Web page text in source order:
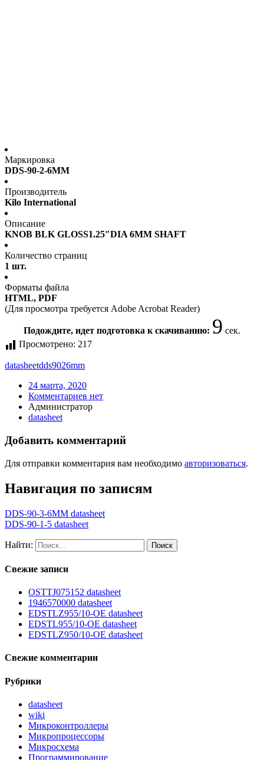
Маркировка
DDS-90-2-6MM
Производитель
Kilo International
Описание
KNOB BLK GLOSS1.25″DIA 6MM SHAFT
Количество страниц
1 шт.
Форматы файла
HTML, PDF
(Для просмотра требуется Adobe Acrobat Reader)
Подождите, идет подготовка к скачиванию: 9 сек.
Просмотрено: 217
datasheetdds9026mm
24 марта, 2020
Комментариев нет
Администратор
datasheet
Добавить комментарий
Для отправки комментария вам необходимо авторизоваться.
Навигация по записям
DDS-90-3-6MM datasheet
DDS-90-1-5 datasheet
Найти:
Свежие записи
OSTTJ075152 datasheet
1946570000 datasheet
EDSTLZ955/10-OE datasheet
EDSTL955/10-OE datasheet
EDSTLZ950/10-OE datasheet
Свежие комментарии
Рубрики
datasheet
wiki
Микроконтроллеры
Микропроцессоры
Микросхема
Программирование